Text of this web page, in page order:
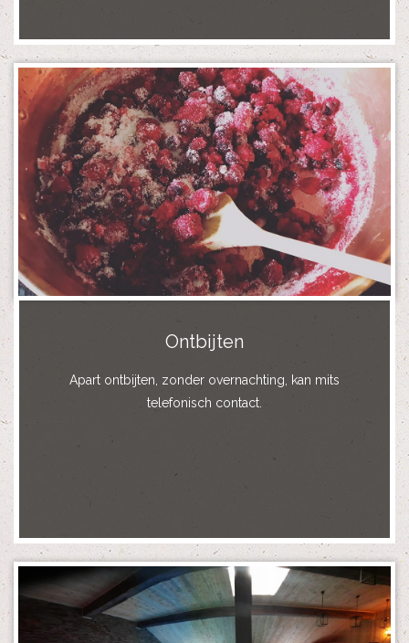
Ontbijten
Apart ontbijten, zonder overnachting, kan mits
telefonisch contact.